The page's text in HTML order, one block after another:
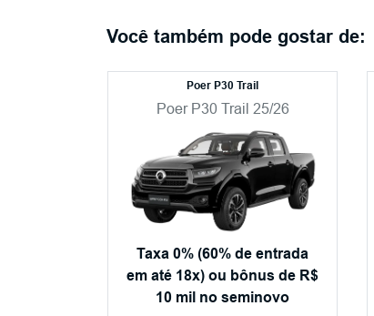
Você também pode gostar de:
Poer P30 Trail
Poer P30 Trail 25/26
Taxa 0% (60% de entrada
em até 18x) ou bônus de R$
10 mil no seminovo